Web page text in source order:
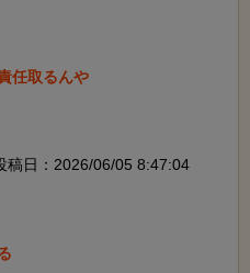
任取るんや
稿日：2026/06/05 8:47:04